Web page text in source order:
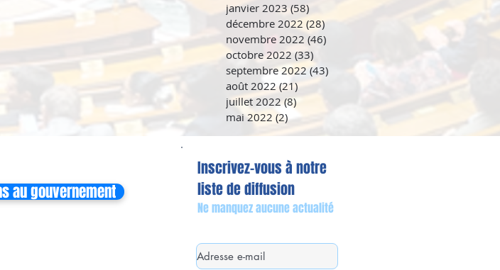
janvier 2023 (58)
décembre 2022 (28)28 posts
novembre 2022 (46)
octobre 2022 (33)
septembre 2022 (43) 43 posts
août 2022 (21)21 posts
juillet 2022 (8)
mai 2022 (2) 2 posts
au gouvernement
Inscrivez-vous à notre
liste de diffusion
Ne manquez aucune actualité